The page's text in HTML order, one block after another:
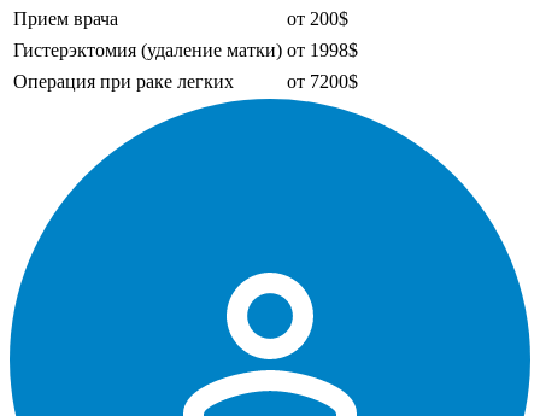
Прием врача
от 200$
Гистерэктомия (удаление матки) от 1998$
Операция при раке легких
от 7200$